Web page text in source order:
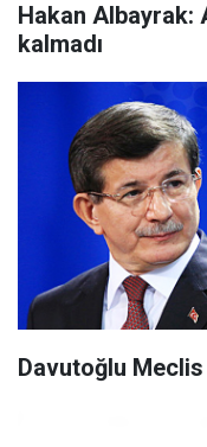
Hakan Albayrak:
kalmadı
Davutoğlu Meclis